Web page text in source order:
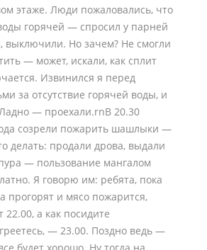
этаже. Люди пожаловались, что
горячей — спросил у парней
выключили. Но зачем? Не смогли
— может, искали, как сплит
Извинился я перед
за отсутствие горячей воды, и
— проехали.rnВ 20.30
созрели пожарить шашлыки —
делать: продали дрова, выдали
— пользование мангалом
Я говорю им: ребята, пока
прогорят и мясо пожарится,
22.00, а как посидите
— 23.00. Поздно ведь —